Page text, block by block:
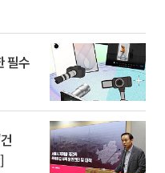
필수